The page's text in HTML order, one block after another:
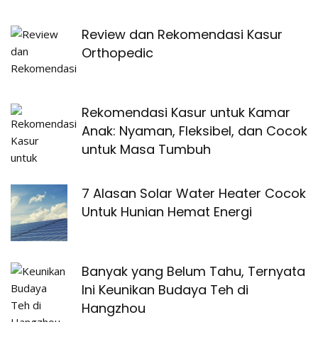
Review dan Rekomendasi Kasur
Orthopedic
Rekomendasi Kasur untuk Kamar
Anak: Nyaman, Fleksibel, dan Cocok
untuk Masa Tumbuh
7 Alasan Solar Water Heater Cocok
Untuk Hunian Hemat Energi
Banyak yang Belum Tahu, Ternyata
Ini Keunikan Budaya Teh di
Hangzhou